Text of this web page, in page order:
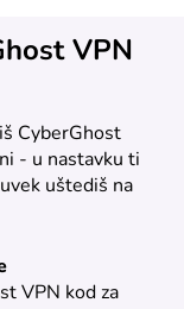
VPN
CyberGhost
- u nastavku ti
uštediš na
VPN kod za